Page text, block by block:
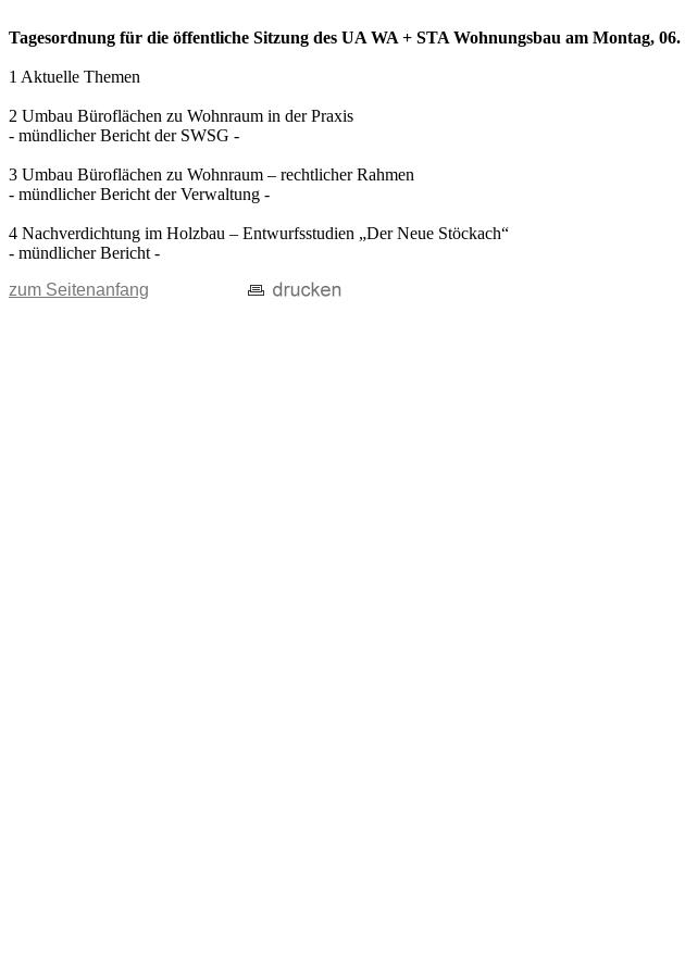
Tagesordnung für die öffentliche Sitzung des UA WA + STA Wohnungsbau am Montag,
1 Aktuelle Themen
2 Umbau Büroflächen zu Wohnraum in der Praxis
- mündlicher Bericht der SWSG -
3 Umbau Büroflächen zu Wohnraum – rechtlicher Rahmen
- mündlicher Bericht der Verwaltung -
4 Nachverdichtung im Holzbau – Entwurfsstudien „Der Neue Stöckach“
- mündlicher Bericht -
zum Seitenanfang